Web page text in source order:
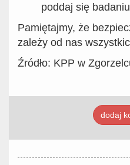
poddaj się
Pamiętajmy, że
zależy od nas
Źródło: KPP w
dodaj